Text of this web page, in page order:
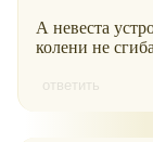
А невеста
колени не
ответить